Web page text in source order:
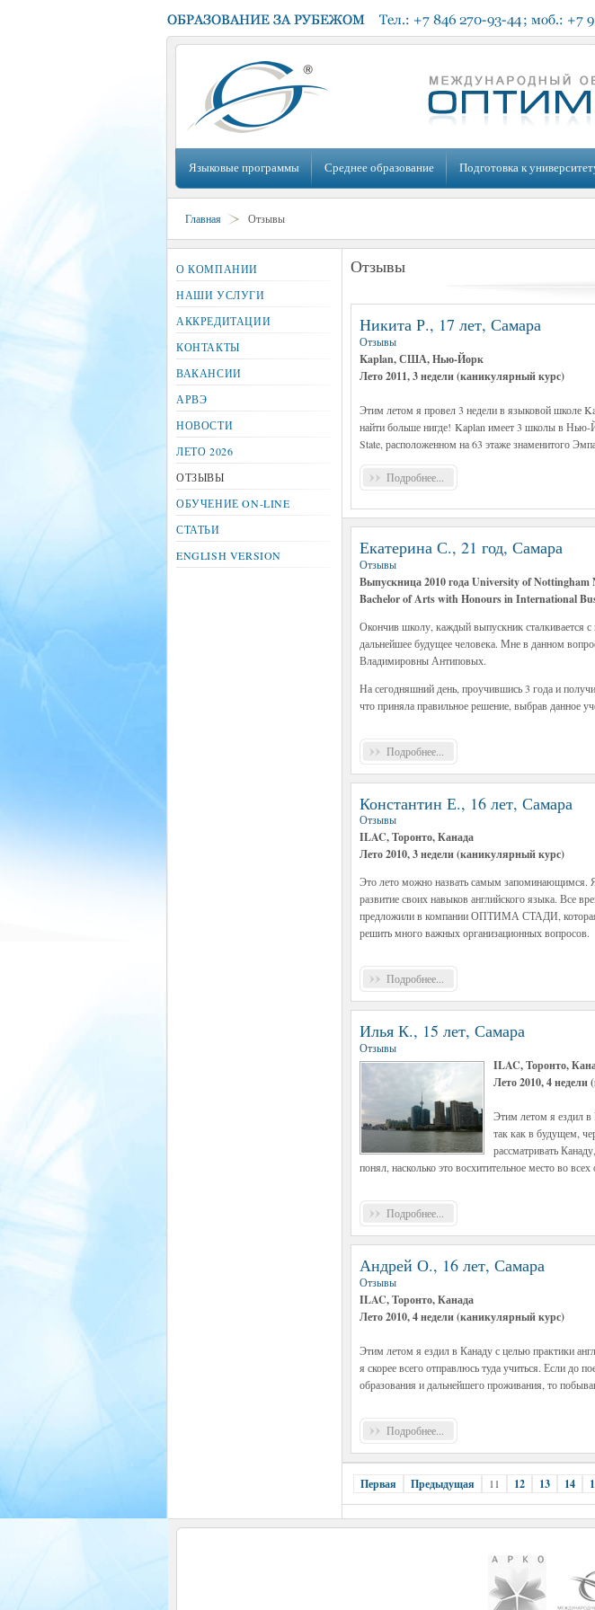
Языковые программы Среднее образование Подготовка к
Главная Отзывы
Отзывы
Никита Р., 17 лет, Самара
Отзывы
Kaplan, США, Нью-Йорк
Лето 2011, 3 недели (каникулярный курс)
Этим летом я провел 3 недели в языковой школе
найти больше нигде! Kaplan имеет 3 школы в Нью-
State, расположенном на 63 этаже знаменитого
Подробнее...
Екатерина С., 21 год, Самара
Отзывы
Выпускница 2010 года University of
Bachelor of Arts with Honours in International
Окончив школу, каждый выпускник сталкивается
дальнейшее будущее человека. Мне в данном
Владимировны Антиповых.
На сегодняшний день, проучившись 3 года и
что приняла правильное решение, выбрав данное
Подробнее...
Константин Е., 16 лет, Самара
Отзывы
ILAC, Торонто, Канада
Лето 2010, 3 недели (каникулярный курс)
Это лето можно назвать самым запоминающимся.
развитие своих навыков английского языка. Все
предложили в компании ОПТИМА СТАДИ, которая и
решить много важных организационных вопросов.
Подробнее...
Илья К., 15 лет, Самара
Отзывы
ILAC, Торонто,
Лето 2010, 4
Этим летом я ездил в
так как в будущем,
рассматривать
понял, насколько это восхитительное место во
Подробнее...
Андрей О., 16 лет, Самара
Отзывы
ILAC, Торонто, Канада
Лето 2010, 4 недели (каникулярный курс)
Этим летом я ездил в Канаду с целью практики
я скорее всего отправлюсь туда учиться. Если до
образования и дальнейшего проживания, то
Подробнее...
Первая Предыдущая 11 12 13 14
О КОМПАНИИ
НАШИ УСЛУГИ
АККРЕДИТАЦИИ
КОНТАКТЫ
ВАКАНСИИ
АРВЭ
НОВОСТИ
ЛЕТО 2026
ОТЗЫВЫ
ОБУЧЕНИЕ ON-LINE
СТАТЬИ
ENGLISH VERSION